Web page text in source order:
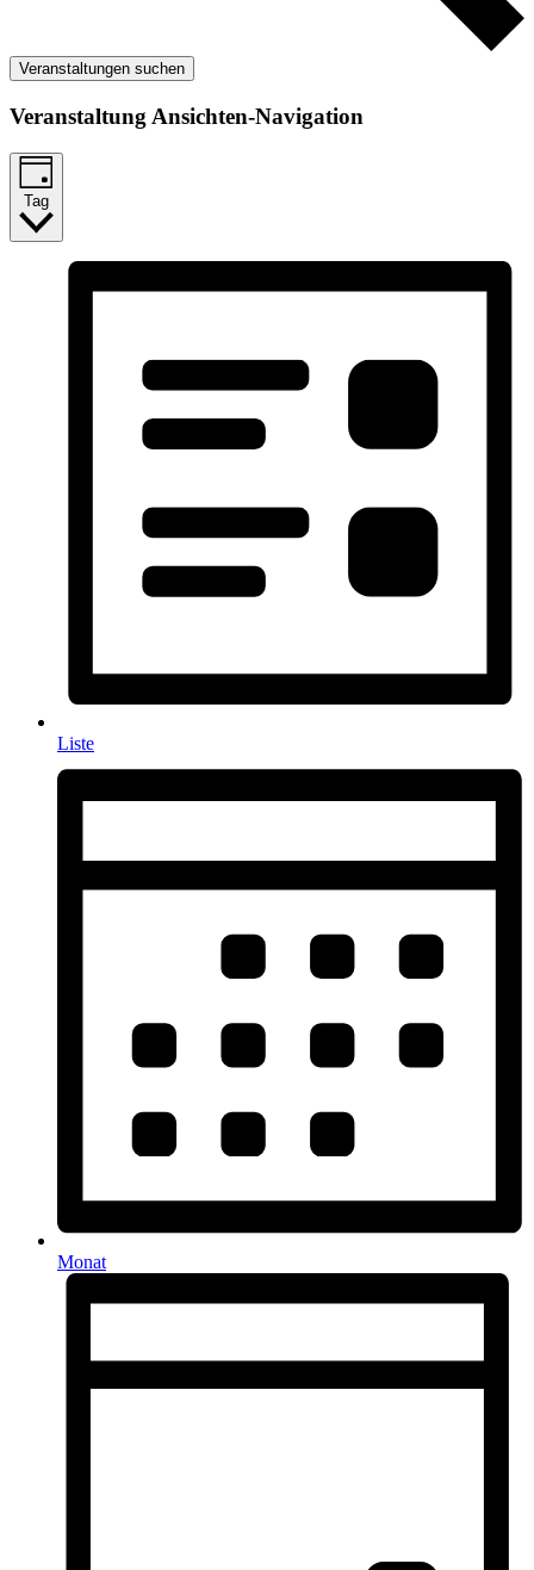
Veranstaltungen suchen
Veranstaltung Ansichten-Navigation
Tag
Liste
Monat